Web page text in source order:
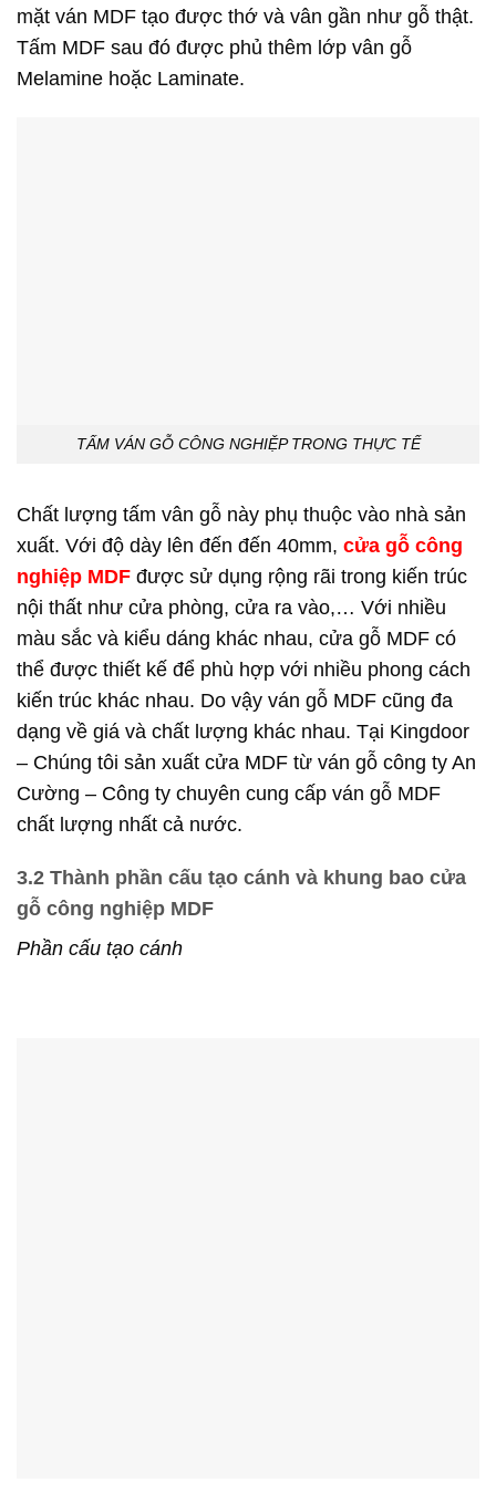
mặt ván MDF tạo được thớ và vân gần như gỗ thật.
Tấm MDF sau đó được phủ thêm lớp vân gỗ
Melamine hoặc Laminate.
TẤM VÁN GỖ CÔNG NGHIỆP TRONG THỰC TẾ
Chất lượng tấm vân gỗ này phụ thuộc vào nhà sản
xuất. Với độ dày lên đến đến 40mm, cửa gỗ công
nghiệp MDF được sử dụng rộng rãi trong kiến trúc
nội thất như cửa phòng, cửa ra vào,… Với nhiều
màu sắc và kiểu dáng khác nhau, cửa gỗ MDF có
thể được thiết kế để phù hợp với nhiều phong cách
kiến trúc khác nhau. Do vậy ván gỗ MDF cũng đa
dạng về giá và chất lượng khác nhau. Tại Kingdoor
– Chúng tôi sản xuất cửa MDF từ ván gỗ công ty An
Cường – Công ty chuyên cung cấp ván gỗ MDF
chất lượng nhất cả nước.
3.2 Thành phần cấu tạo cánh và khung bao cửa
gỗ công nghiệp MDF
Phần cấu tạo cánh